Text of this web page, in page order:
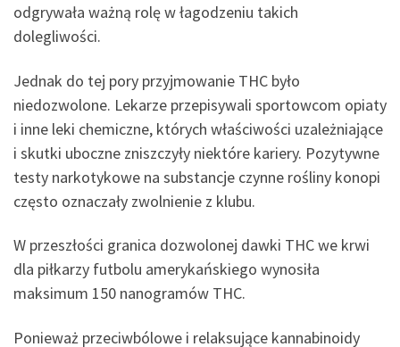
odgrywała ważną rolę w łagodzeniu takich
dolegliwości.
Jednak do tej pory przyjmowanie THC było
niedozwolone. Lekarze przepisywali sportowcom opiaty
i inne leki chemiczne, których właściwości uzależniające
i skutki uboczne zniszczyły niektóre kariery. Pozytywne
testy narkotykowe na substancje czynne rośliny konopi
często oznaczały zwolnienie z klubu.
W przeszłości granica dozwolonej dawki THC we krwi
dla piłkarzy futbolu amerykańskiego wynosiła
maksimum 150 nanogramów THC.
Ponieważ przeciwbólowe i relaksujące kannabinoidy